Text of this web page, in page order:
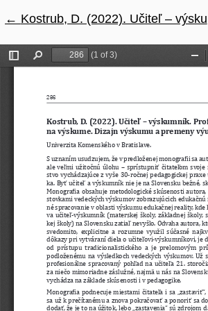
← Návrat na podrobnosti článku
Kostrub, D. (2022). Učiteľ – výskumník. Profesia založená na výskume. Dizajn výskumu a premeny výučby.